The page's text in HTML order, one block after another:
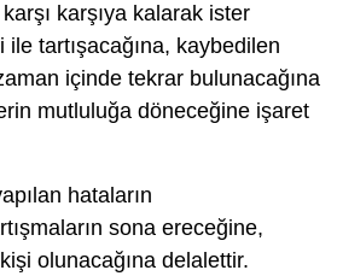
karşıya kalarak ister
tartışacağına, kaybedilen
içinde tekrar bulunacağına
mutluluğa döneceğine işaret
hataların
sona ereceğine,
olunacağına delalettir.